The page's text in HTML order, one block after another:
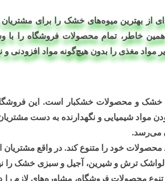
از بهترین میوه‌های خشک را برای
خاطر، تمام محصولات فروشگاه را با
مغذی را بدون هیچ‌گونه مواد افزودنی و
خشک و محصولات خشکبار است. این فروشگاه
مواد شیمیایی و نگهدارنده به دست
می‌رسد.
خود را متنوع کند. در واقع
لواشک ترش و شیرین، آجیل و سبزی خشک را
محصولات فروشگاه، مشاوره‌های لازم را